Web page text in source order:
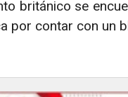
británico se
por contar con un